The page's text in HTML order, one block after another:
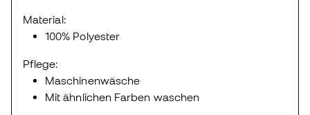
Material:
100% Polyester
Pflege:
Maschinenwäsche
Mit ähnlichen Farben waschen